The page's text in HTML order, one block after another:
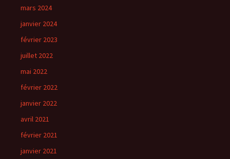
mars 2024
janvier 2024
février 2023
juillet 2022
mai 2022
février 2022
janvier 2022
avril 2021
février 2021
janvier 2021